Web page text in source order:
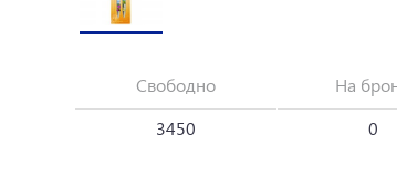
Свободно На
3450
0